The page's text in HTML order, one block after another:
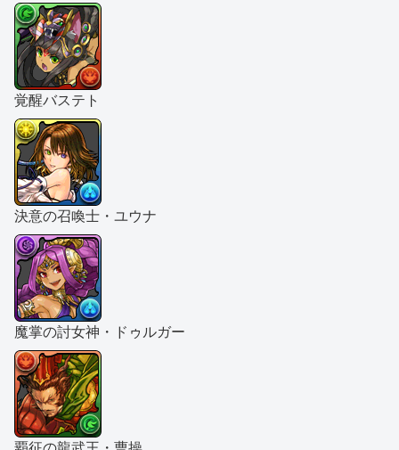
覚醒バステト
決意の召喚士・ユウナ
魔掌の討女神・ドゥルガー